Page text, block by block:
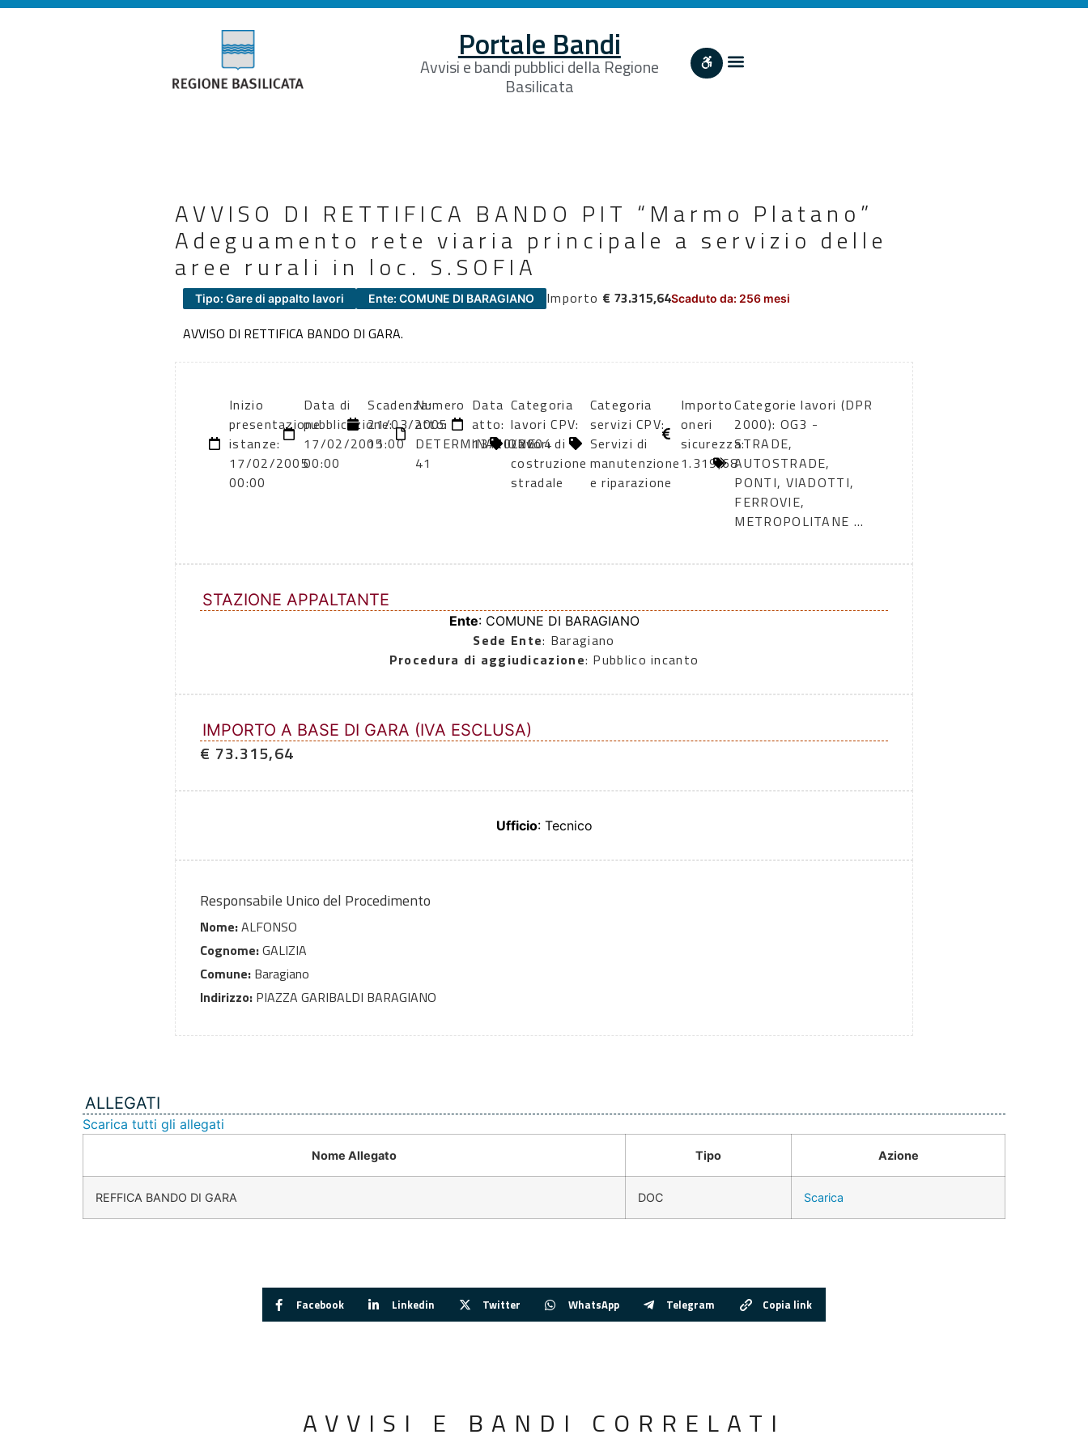
Portale Bandi
Avvisi e bandi pubblici della Regione
Basilicata
AVVISO DI RETTIFICA BANDO PIT “Marmo Platano”
Adeguamento rete viaria principale a servizio delle
aree rurali in loc. S.SOFIA
Tipo: Gare di appalto lavori Ente: COMUNE DI BARAGIANO Importo € 73.315,64Scaduto da: 256 mesi
AVVISO DI RETTIFICA BANDO DI GARA.
Inizio
presentazione
istanze:
17/02/2005
00:00
Data di
pubblicazione:
17/02/2005
00:00
Scadenza:
21/03/2005
11:00
Numero
atto:
DETERMINAZIONE
41
Data
atto:
13/10/2004
Categoria
lavori CPV:
Lavori di
costruzione
stradale
Categoria
servizi CPV:
Servizi di
manutenzione
e riparazione
Importo
oneri
sicurezza:
1.319,68
Categorie lavori (DPR
2000): OG3 -
STRADE,
AUTOSTRADE,
PONTI, VIADOTTI,
FERROVIE,
METROPOLITANE ...
STAZIONE APPALTANTE
Ente: COMUNE DI BARAGIANO
Sede Ente: Baragiano
Procedura di aggiudicazione: Pubblico incanto
IMPORTO A BASE DI GARA (IVA ESCLUSA)
€ 73.315,64
Ufficio: Tecnico
Responsabile Unico del Procedimento
Nome:ALFONSO
Cognome:GALIZIA
Comune: Baragiano
Indirizzo: PIAZZA GARIBALDI BARAGIANO
ALLEGATI
Scarica tutti gli allegati
Nome Allegato Tipo Azione
REFFICA BANDO DI GARA DOC Scarica
Facebook Linkedin Twitter WhatsApp Telegram Copia link
AVVISI E BANDI CORRELATI